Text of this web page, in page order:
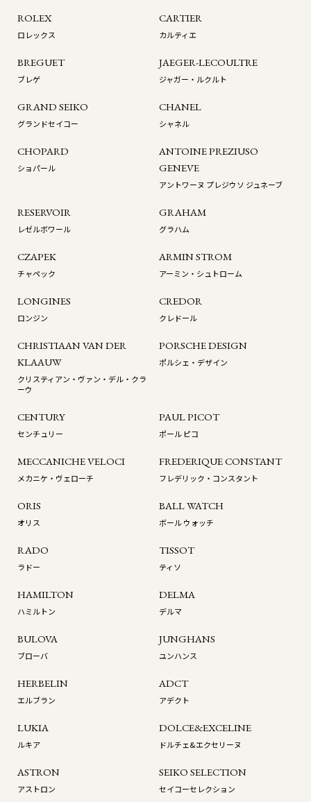
ROLEX
ロレックス
CARTIER
カルティエ
BREGUET
ブレゲ
JAEGER-LECOULTRE
ジャガー・ルクルト
GRAND SEIKO
グランドセイコー
CHANEL
シャネル
CHOPARD
ショパール
ANTOINE PREZIUSO
GENEVE
アントワーヌ プレジウソ ジュネーブ
RESERVOIR
レゼルボワール
GRAHAM
グラハム
CZAPEK
チャペック
ARMIN STROM
アーミン・シュトローム
LONGINES
ロンジン
CREDOR
クレドール
CHRISTIAAN VAN DER
KLAAUW
クリスティアン・ヴァン・デル・クラ
ーウ
PORSCHE DESIGN
ポルシェ・デザイン
CENTURY
センチュリー
PAUL PICOT
ポール ピコ
MECCANICHE VELOCI
メカニケ・ヴェローチ
FREDERIQUE CONSTANT
フレデリック・コンスタント
ORIS
オリス
BALL WATCH
ボール ウォッチ
RADO
ラドー
TISSOT
ティソ
HAMILTON
ハミルトン
DELMA
デルマ
BULOVA
ブローバ
JUNGHANS
ユンハンス
HERBELIN
エルブラン
ADCT
アデクト
LUKIA
ルキア
DOLCE&EXCELINE
ドルチェ&エクセリーヌ
ASTRON
アストロン
SEIKO SELECTION
セイコーセレクション